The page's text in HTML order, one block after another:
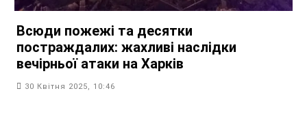
Всюди пожежі та десятки
постраждалих: жахливі наслідки
вечірньої атаки на Харків
30 Квітня 2025, 10:46